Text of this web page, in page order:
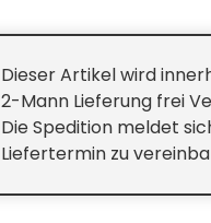
Griffmulde
Dieser Artikel wird
2-Mann Lieferung frei
Die Spedition meldet
Liefertermin zu